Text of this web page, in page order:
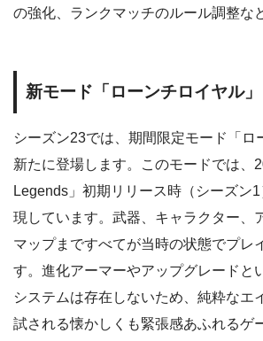
の強化、ランクマッチのルール調整な
新モード「ローンチロイヤル」
シーズン23では、期間限定モード「ロ
新たに登場します。このモードでは、
Legends」初期リリース時（シーズン
現しています。武器、キャラクター、
マップまですべてが当時の状態でプレ
す。進化アーマーやアップグレードと
システムは存在しないため、純粋なエ
試される懐かしくも緊張感あふれるゲ